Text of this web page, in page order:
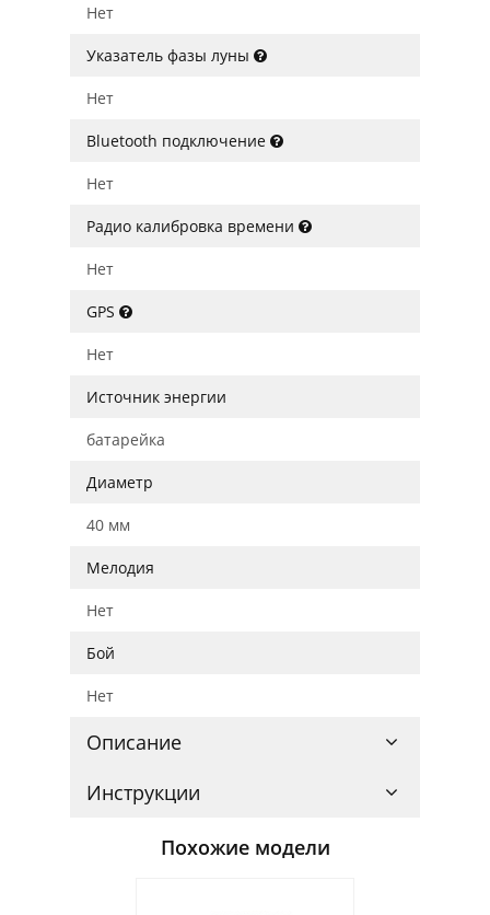
Нет
Указатель фазы луны
Нет
Bluetooth подключение
Нет
Радио калибровка времени
Нет
GPS
Нет
Источник энергии
батарейка
Диаметр
40 мм
Мелодия
Нет
Бой
Нет
Описание
Инструкции
Похожие модели